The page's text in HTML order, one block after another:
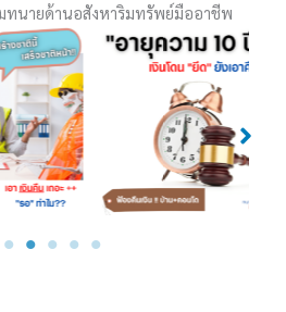
ทนายด้านอสังหาริมทรัพย์มืออาชีพ